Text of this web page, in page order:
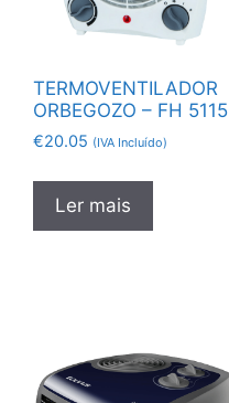
TERMOVENTILADOR
ORBEGOZO – FH 5115
€20.05 (IVA Incluído)
Ler mais